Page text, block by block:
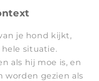
je hond kijkt,
situatie.
als hij moe is, en
worden gezien als